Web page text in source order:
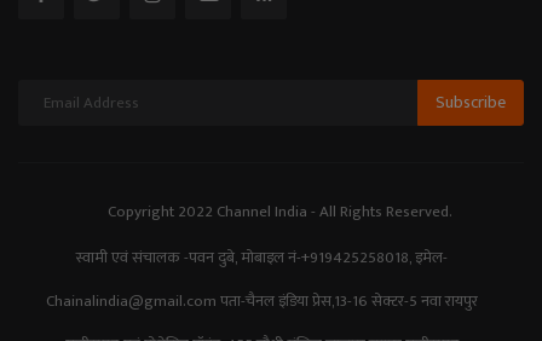
Subscribe
Copyright 2022 Channel India - All Rights Reserved.
स्वामी एवं संचालक -पवन दुबे, मोबाइल नं-+919425258018, इमेल-
Chainalindia@gmail.com पता-चैनल इंडिया प्रेस,13-16 सेक्टर-5 नवा रायपुर